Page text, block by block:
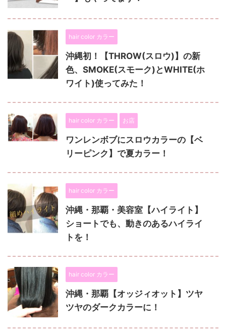
hair color カラー
沖縄初！【THROW(スロウ)】の新
色、SMOKE(スモーク)とWHITE(ホ
ワイト)使ってみた！
hair color カラー お店
ワンレンボブにスロウカラーの【ベ
リーピンク】で夏カラー！
hair color カラー
沖縄・那覇・美容室【ハイライト】
ショートでも、動きのあるハイライ
トを！
hair color カラー
沖縄・那覇【オッジィオット】ツヤ
ツヤのダークカラーに！